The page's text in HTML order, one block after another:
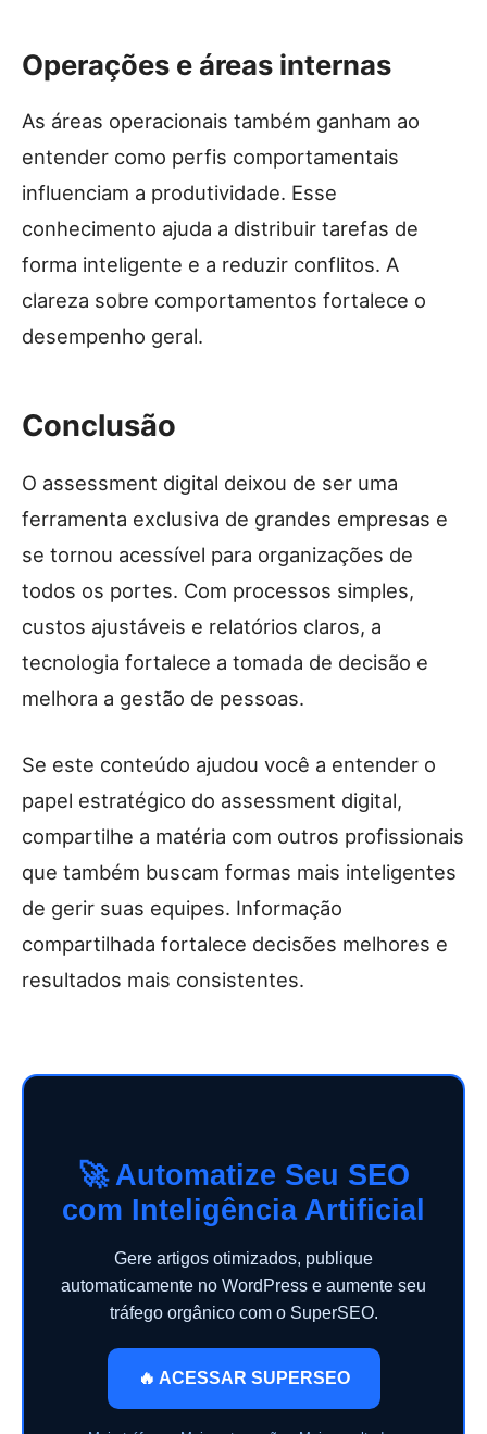
Operações e áreas internas
As áreas operacionais também ganham ao
entender como perfis comportamentais
influenciam a produtividade. Esse
conhecimento ajuda a distribuir tarefas de
forma inteligente e a reduzir conflitos. A
clareza sobre comportamentos fortalece o
desempenho geral.
Conclusão
O assessment digital deixou de ser uma
ferramenta exclusiva de grandes empresas e
se tornou acessível para organizações de
todos os portes. Com processos simples,
custos ajustáveis e relatórios claros, a
tecnologia fortalece a tomada de decisão e
melhora a gestão de pessoas.
Se este conteúdo ajudou você a entender o
papel estratégico do assessment digital,
compartilhe a matéria com outros profissionais
que também buscam formas mais inteligentes
de gerir suas equipes. Informação
compartilhada fortalece decisões melhores e
resultados mais consistentes.
🚀 Automatize Seu SEO
com Inteligência Artificial
Gere artigos otimizados, publique
automaticamente no WordPress e aumente seu
tráfego orgânico com o SuperSEO.
🔥 ACESSAR SUPERSEO